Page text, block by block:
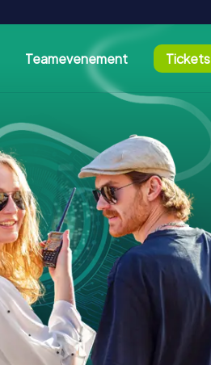
Teamevenement Tickets